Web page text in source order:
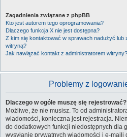
Zagadnienia związane z phpBB
Kto jest autorem tego oprogramowania?
Dlaczego funkcja X nie jest dostępna?
Z kim się kontaktować w sprawach nadużyć lub
witryną?
Jak nawiązać kontakt z administratorem witryny?
Problemy z
Dlaczego w ogóle muszę się rejestrować?
Możliwe, że nie musisz. To od
wiadomości, konieczna jest rejestracja.
do dodatkowych funkcji niedostępnych dla
wysyłanie prywatnych wiadomości i e-maili